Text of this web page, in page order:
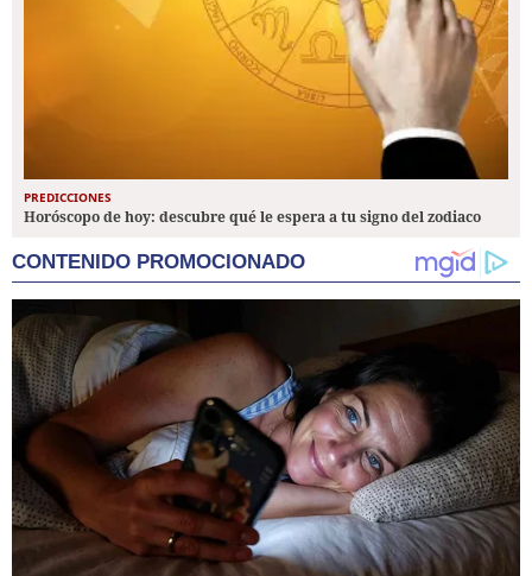
PREDICCIONES
Horóscopo de hoy: descubre qué le espera a tu signo del zodiaco
CONTENIDO PROMOCIONADO